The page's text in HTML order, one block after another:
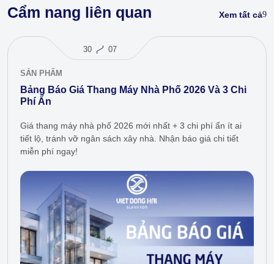
Cẩm nang liên quan Xem tất cả
30 07
SẢN PHẨM
Bảng Báo Giá Thang Máy Nhà Phố 2026 Và 3 Chi
Phí Ẩn
Giá thang máy nhà phố 2026 mới nhất + 3 chi phí ẩn ít ai
tiết lộ, tránh vỡ ngân sách xây nhà. Nhận báo giá chi tiết
miễn phí ngay!